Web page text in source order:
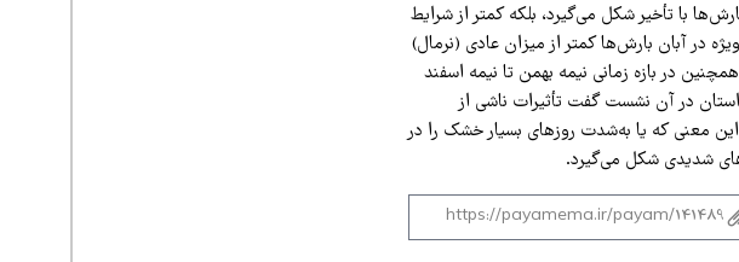
با تأخیر شکل می‌گیرد، بلکه کمتر از شرایط
در آبان بارش‌ها کمتر از میزان عادی (نرمال)
در بازه زمانی نیمه بهمن تا نیمه اسفند
در آن نشست گفت تأثیرات ناشی از
معنی که یا به‌شدت روزهای بسیار خشک را در
شدیدی شکل می‌گیرد.